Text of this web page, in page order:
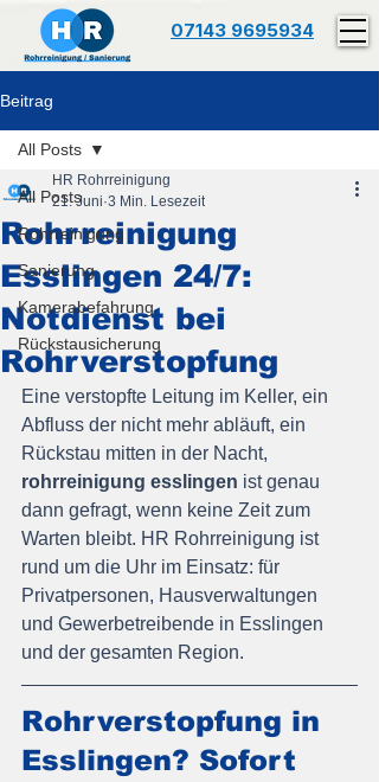
07143 9695934
Beitrag
All Posts
Rohrreinigung
Sanierung
Kamerabefahrung
Rückstausicherung
All Posts
Rohrreinigung
Esslingen 24/7:
Notdienst bei
Rohrverstopfung
HR Rohrreinigung
21. Juni 3 Min. Lesezeit
Eine verstopfte Leitung im Keller, ein
Abfluss der nicht mehr abläuft, ein
Rückstau mitten in der Nacht,
rohrreinigung esslingen ist genau
dann gefragt, wenn keine Zeit zum
Warten bleibt. HR Rohrreinigung ist
rund um die Uhr im Einsatz: für
Privatpersonen, Hausverwaltungen
und Gewerbetreibende in Esslingen
und der gesamten Region.
Rohrverstopfung in
Esslingen? Sofort